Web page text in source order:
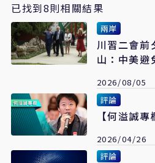
已找到8則相關結果
兩岸
川習二會
山：中美避
2026/08/05
評論
【何溢誠
2026/04/26
評論